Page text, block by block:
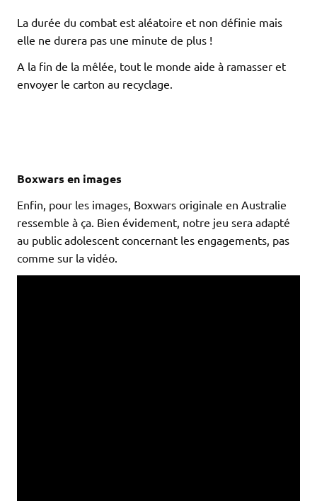
La durée du combat est aléatoire et non définie mais
elle ne durera pas une minute de plus !
A la fin de la mêlée, tout le monde aide à ramasser et
envoyer le carton au recyclage.
Boxwars en images
Enfin, pour les images, Boxwars originale en Australie
ressemble à ça. Bien évidement, notre jeu sera adapté
au public adolescent concernant les engagements, pas
comme sur la vidéo.